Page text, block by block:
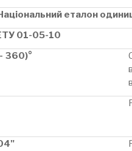
еталон
01-05-10
360)°